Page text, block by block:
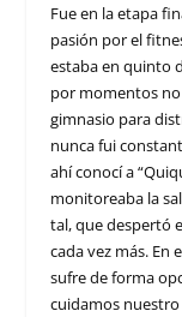
Fue en la etapa
pasión por el
estaba en quinto
por momentos
gimnasio para
nunca fui
ahí conocí a
monitoreaba la
tal, que despertó
cada vez más. En
sufre de forma
cuidamos